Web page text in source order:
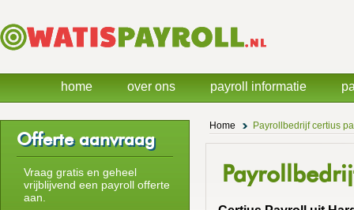
Home Payrollbedrijf certius
Offerte aanvraag
Vraag gratis en geheel
vrijblijvend een payroll offerte
aan.
home over ons payroll informatie